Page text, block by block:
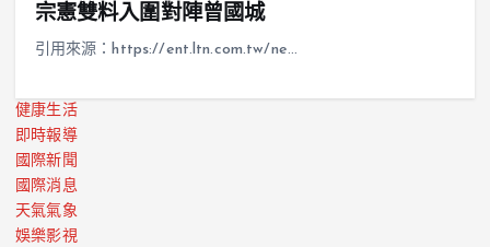
宗憲雙料入圍對陣曾國城
引用來源：https://ent.ltn.com.tw/ne…
健康生活
即時報導
國際新聞
國際消息
天氣氣象
娛樂影視